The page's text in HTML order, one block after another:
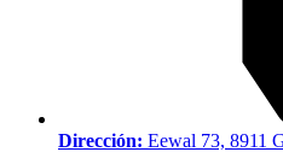
Dirección: Eewal 73, 8911